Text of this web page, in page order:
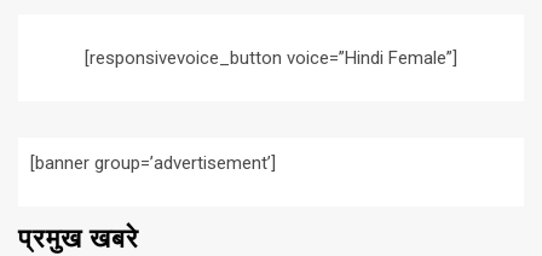
[responsivevoice_button voice=”Hindi Female”]
[banner group=’advertisement’]
प्रमुख खबरे